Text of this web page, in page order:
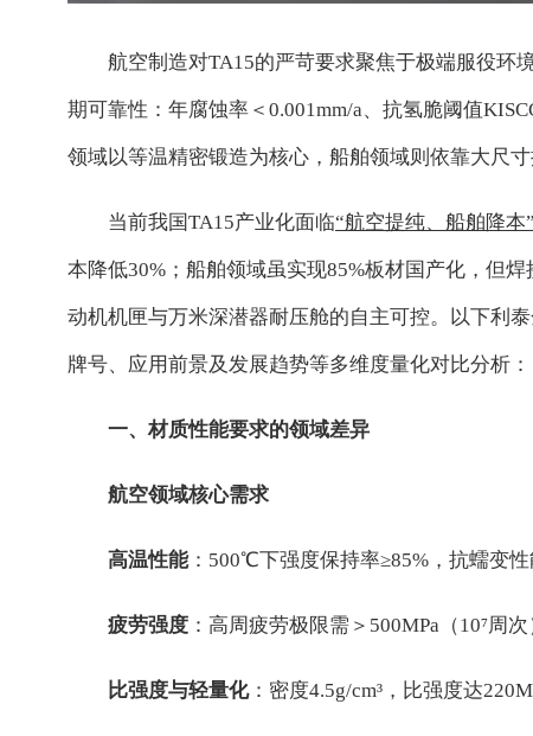
航空制造对TA15的严苛要求聚焦于极端服役环
期可靠性：年腐蚀率＜0.001mm/a、抗氢脆阈值
领域以等温精密锻造为核心，船舶领域则依靠大尺寸
当前我国TA15产业化面临“航空提纯、船舶降本”
本降低30%；船舶领域虽实现85%板材国产化，但
动机机匣与万米深潜器耐压舱的自主可控。以下利
牌号、应用前景及发展趋势等多维度量化对比分析：
一、材质性能要求的领域差异
航空领域核心需求
高温性能：500℃下强度保持率≥85%，抗蠕变
疲劳强度 ：高周疲劳极限需＞500MPa（10⁷周
比强度与轻量化：密度4.5g/cm³，比强度达